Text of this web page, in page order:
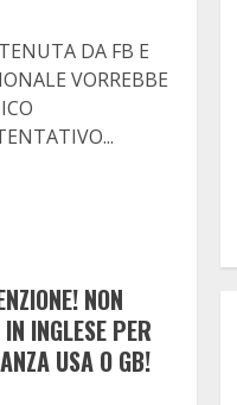
DA FB E
VORREBBE
NON
INGLESE PER
USA O GB!